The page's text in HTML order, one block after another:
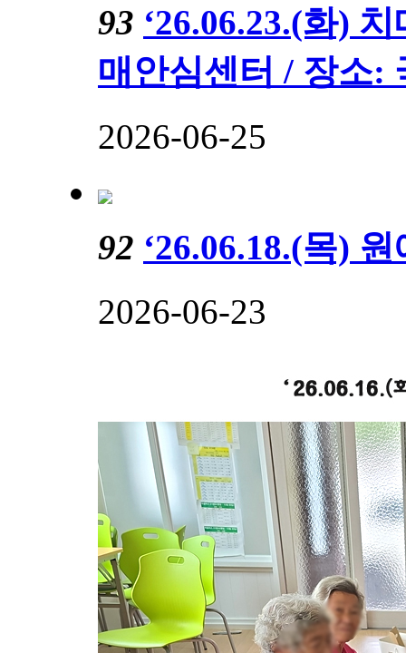
93 ‘26.06.23.(화)
매안심센터 / 장소:
2026-06-25
92 ‘26.06.18.(목)
2026-06-23